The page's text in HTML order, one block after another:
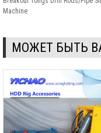
Machine
МОЖЕТ БЫТЬ